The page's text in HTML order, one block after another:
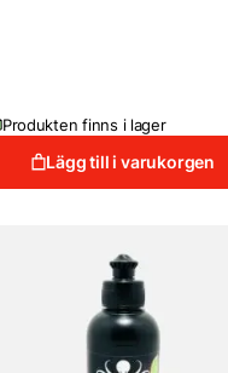
Produkten finns i lager
Lägg till i varukorgen